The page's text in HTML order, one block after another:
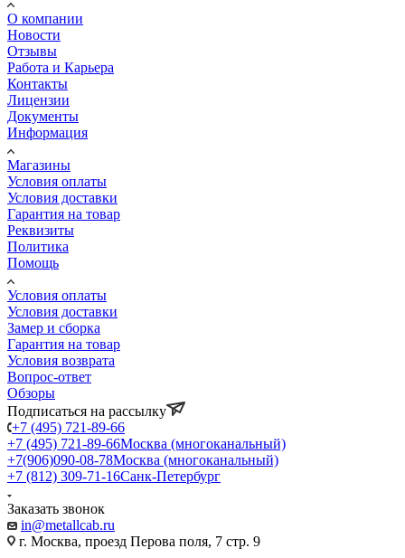
О компании
Новости
Отзывы
Работа и Карьера
Контакты
Лицензии
Документы
Информация
Магазины
Условия оплаты
Условия доставки
Гарантия на товар
Реквизиты
Политика
Помощь
Условия оплаты
Условия доставки
Замер и сборка
Гарантия на товар
Условия возврата
Вопрос-ответ
Обзоры
Подписаться на рассылку
+7 (495) 721-89-66
+7 (495) 721-89-66Москва (многоканальный)
+7(906)090-08-78Москва (многоканальный)
+7 (812) 309-71-16Санк-Петербург
Заказать звонок
in@metallcab.ru
г. Москва, проезд Перова поля, 7 стр. 9